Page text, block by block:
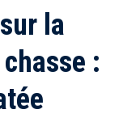
la
: